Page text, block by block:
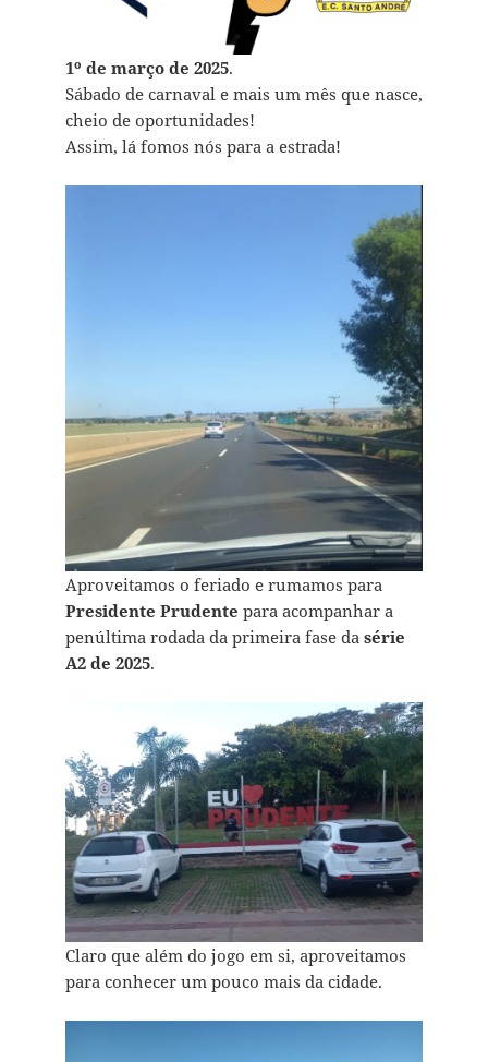
1º de março de 2025.
Sábado de carnaval e mais um mês que nasce,
cheio de oportunidades!
Assim, lá fomos nós para a estrada!
Aproveitamos o feriado e rumamos para
Presidente Prudente para acompanhar a
penúltima rodada da primeira fase da série
A2 de 2025.
Claro que além do jogo em si, aproveitamos
para conhecer um pouco mais da cidade.